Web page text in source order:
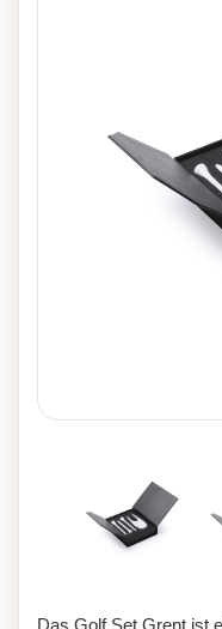
Das Golf Set Grent ist